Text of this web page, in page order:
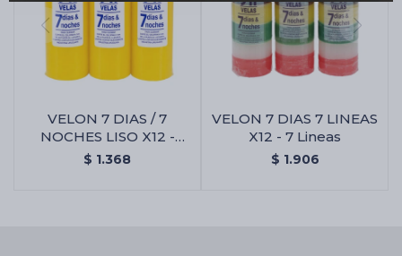
VELON 7 DIAS / 7
NOCHES LISO X12 -
Amarillo
$ 1.368
VELON 7 DIAS 7 LINEAS
X12 - 7 Lineas
$ 1.906